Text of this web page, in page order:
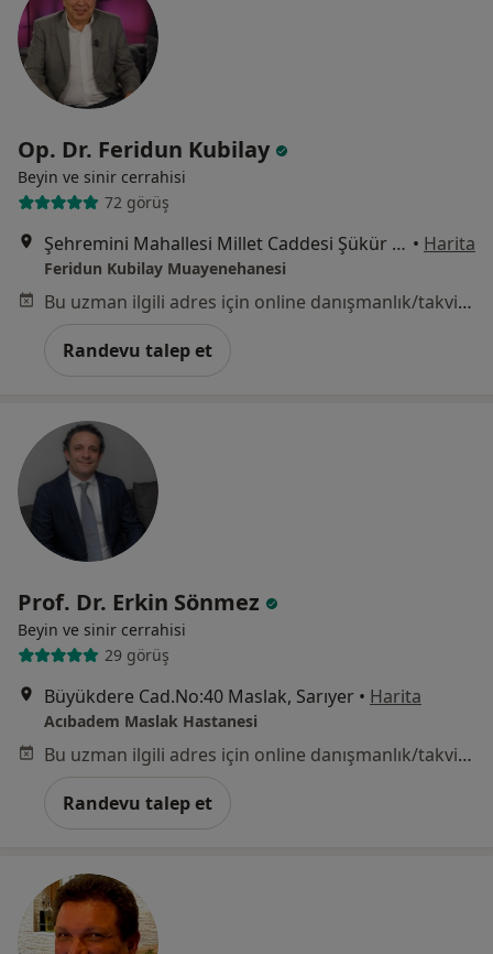
Op. Dr. Feridun Kubilay
Beyin ve sinir cerrahisi
72 görüş
Şehremini Mahallesi Millet Caddesi Şükür Apt. No:155/1, İstanbul • Harita
Feridun Kubilay Muayenehanesi
Bu uzman ilgili adres için online danışmanlık/takvim sunmuyor.
Randevu talep et
Prof. Dr. Erkin Sönmez
Beyin ve sinir cerrahisi
29 görüş
Büyükdere Cad.No:40 Maslak, Sarıyer • Harita
Acıbadem Maslak Hastanesi
Bu uzman ilgili adres için online danışmanlık/takvim sunmuyor.
Randevu talep et